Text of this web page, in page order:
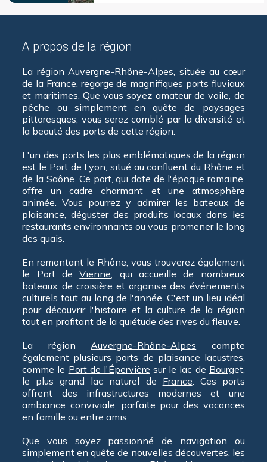
A propos de la région
La régionAuvergne-Rhône-Alpes, située au cœur
de la France, regorge de magnifiques ports fluviaux
et maritimes. Que vous soyez amateur de voile, de
pêche ou simplement en quête de paysages
pittoresques, vous serez comblé par la diversité et
la beauté des ports de cette région.
L'un des ports les plus emblématiques de la région
est le Port de Lyon, situé au confluent du Rhône et
de la Saône. Ce port, qui date de l'époque romaine,
offre un cadre charmant et une atmosphère
animée. Vous pourrez y admirer les bateaux de
plaisance, déguster des produits locaux dans les
restaurants environnants ou vous promener le long
des quais.
En remontant le Rhône, vous trouverez également
le Port deVienne, qui accueille de nombreux
bateaux de croisière et organise des événements
culturels tout au long de l'année. C'est un lieu idéal
pour découvrir l'histoire et la culture de la région
tout en profitant de la quiétude des rives du fleuve.
La régionAuvergne-Rhône-Alpes compte
également plusieurs ports de plaisance lacustres,
comme le Port de l'Épervière sur le lac de Bourget,
le plus grand lac naturel de France. Ces ports
offrent des infrastructures modernes et une
ambiance conviviale, parfaite pour des vacances
en famille ou entre amis.
Que vous soyez passionné de navigation ou
simplement en quête de nouvelles découvertes, les